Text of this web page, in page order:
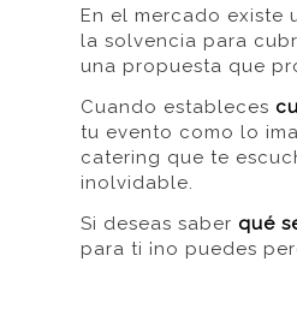
En el mercado existe
la solvencia para
una propuesta que
Cuando estableces
tu evento como lo
catering que te
inolvidable.
Si deseas saber qué
para ti ¡no puedes